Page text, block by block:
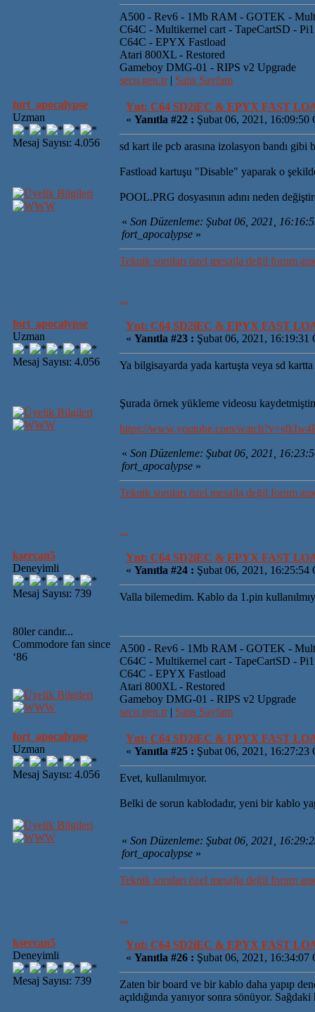
A500 - Rev6 - 1Mb RAM - GOTEK -
C64C - Multikernel cart - TapeCartSD -
C64C - EPYX Fastload
Atari 800XL - Restored
Gameboy DMG-01 - RIPS v2 Upgrade
seco.gen.tr| Satış Sayfam
fort_apocalypse
Uzman
Mesaj Sayısı: 4.056
Ynt: C64 SD2iEC & EPYX FAST
« Yanıtla #22 : Şubat 06, 2021, 16:09:50
sd kart ile pcb arasına izolasyon bandı gibi
Fastload kartuşu "Disable" yaparak o
POOL.PRG dosyasının adını neden
« Son Düzenleme: Şubat 06, 2021,
fort_apocalypse »
Teknik soruları özel mesajla değil forum
...
fort_apocalypse
Uzman
Mesaj Sayısı: 4.056
Ynt: C64 SD2iEC & EPYX FAST
« Yanıtla #23 : Şubat 06, 2021, 16:19:31
Ya bilgisayarda yada kartuşta veya sd
Şurada örnek yükleme videosu
https://www.youtube.com/
« Son Düzenleme: Şubat 06, 2021,
fort_apocalypse »
Teknik soruları özel mesajla değil forum
...
ksercan5
Deneyimli
Mesaj Sayısı: 739
80ler candır...
Commodore fan since
‘86
Ynt: C64 SD2iEC & EPYX FAST
« Yanıtla #24 : Şubat 06, 2021, 16:25:54
Valla bilemedim. Kablo da 1.pin
A500 - Rev6 - 1Mb RAM - GOTEK -
C64C - Multikernel cart - TapeCartSD -
C64C - EPYX Fastload
Atari 800XL - Restored
Gameboy DMG-01 - RIPS v2 Upgrade
seco.gen.tr| Satış Sayfam
fort_apocalypse
Uzman
Mesaj Sayısı: 4.056
Ynt: C64 SD2iEC & EPYX FAST
« Yanıtla #25 : Şubat 06, 2021, 16:27:23
Evet, kullanılmıyor.
Belki de sorun kablodadır, yeni bir kablo
« Son Düzenleme: Şubat 06, 2021,
fort_apocalypse »
Teknik soruları özel mesajla değil forum
...
ksercan5
Deneyimli
Mesaj Sayısı: 739
Ynt: C64 SD2iEC & EPYX FAST
« Yanıtla #26 : Şubat 06, 2021, 16:34:07
Zaten bir board ve bir kablo daha yapıp
açıldığında yanıyor sonra sönüyor.